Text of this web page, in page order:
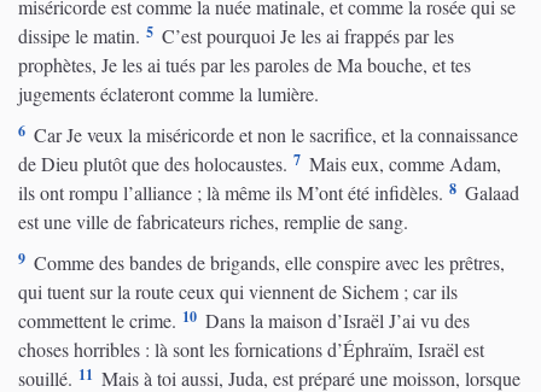
miséricorde est comme la nuée matinale, et comme la rosée qui se
dissipe le matin. 5 C’est pourquoi Je les ai frappés par les
prophètes, Je les ai tués par les paroles de Ma bouche, et tes
jugements éclateront comme la lumière.
6 Car Je veux la miséricorde et non le sacrifice, et la connaissance
de Dieu plutôt que des holocaustes. 7 Mais eux, comme Adam,
ils ont rompu l’alliance ; là même ils M’ont été infidèles. 8 Galaad
est une ville de fabricateurs riches, remplie de sang.
9 Comme des bandes de brigands, elle conspire avec les prêtres,
qui tuent sur la route ceux qui viennent de Sichem ; car ils
commettent le crime. 10 Dans la maison d’Israël J’ai vu des
choses horribles : là sont les fornications d’Éphraïm, Israël est
souillé. 11 Mais à toi aussi, Juda, est préparé une moisson, lorsque